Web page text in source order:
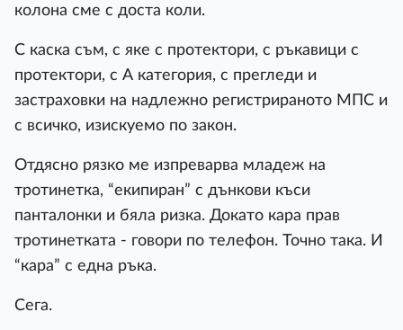
колона сме с доста коли.
С каска съм, с яке с протектори, с ръкавици с
протектори, с А категория, с прегледи и
застраховки на надлежно регистрираното МПС и
с всичко, изискуемо по закон.
Отдясно рязко ме изпреварва младеж на
тротинетка, “екипиран” с дънкови къси
панталонки и бяла ризка. Докато кара прав
тротинетката - говори по телефон. Точно така. И
“кара” с една ръка.
Сега.